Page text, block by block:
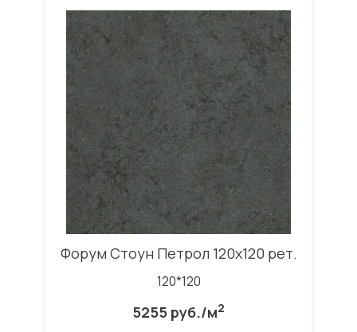
Форум Стоун Петрол 120x120 рет.
120*120
5255 руб./м2